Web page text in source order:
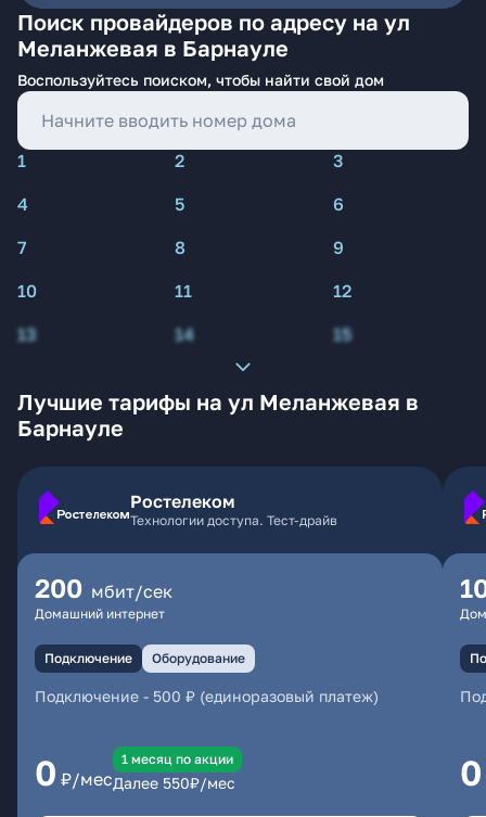
Поиск провайдеров по адресу на ул
Меланжевая в Барнауле
Воспользуйтесь поиском, чтобы найти свой дом
1 2
3
4
5
6
7
8
9
10
11
12
13
14 15
Лучшие тарифы на ул Меланжевая в
Барнауле
Ростелеком
Технологии доступа. Тест-драйв
200 мбит/сек
Домашний интернет
Подключение Оборудование
Подключение - 500 ₽ (единоразовый платеж)
0 ₽/мес
1 месяц по акции
Далее 550₽/мес 0